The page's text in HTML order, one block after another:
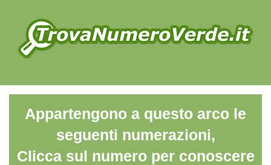
Appartengono a questo arco le
seguenti numerazioni,
Clicca sul numero per conoscere